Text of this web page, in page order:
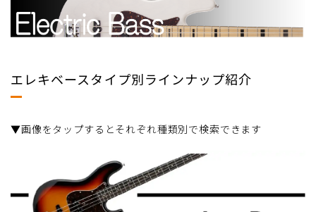
エレキベースタイプ別ラインナップ紹介
▼画像をタップするとそれぞれ種類別で検索できます